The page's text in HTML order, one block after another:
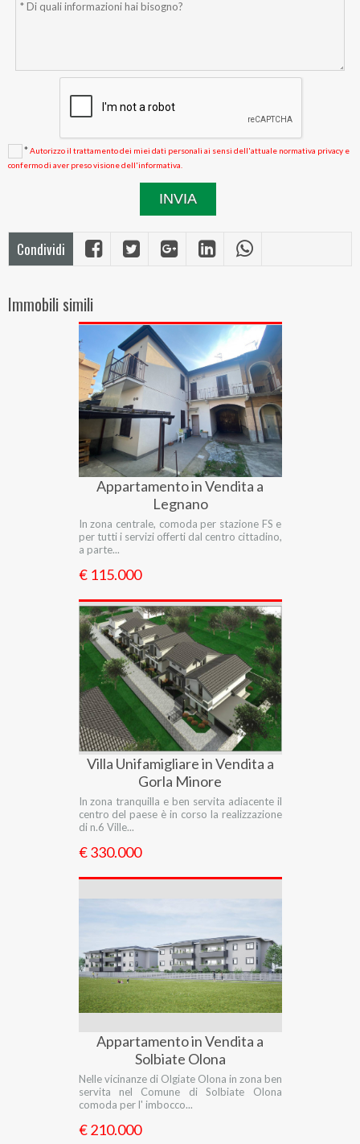
*Autorizzo il trattamento dei miei dati personali ai sensi dell'attuale normativa privacy e
confermo di aver preso visione dell'informativa.
Condividi
Immobili simili
Appartamento in Vendita a
Legnano
In zona centrale, comoda per stazione FS e
per tutti i servizi offerti dal centro cittadino,
a parte...
€ 115.000
Villa Unifamigliare in Vendita a
Gorla Minore
In zona tranquilla e ben servita adiacente il
centro del paese è in corso la realizzazione
di n.6 Ville...
€ 330.000
Appartamento in Vendita a
Solbiate Olona
Nelle vicinanze di Olgiate Olona in zona ben
servita nel Comune di Solbiate Olona
comoda per l' imbocco...
€ 210.000